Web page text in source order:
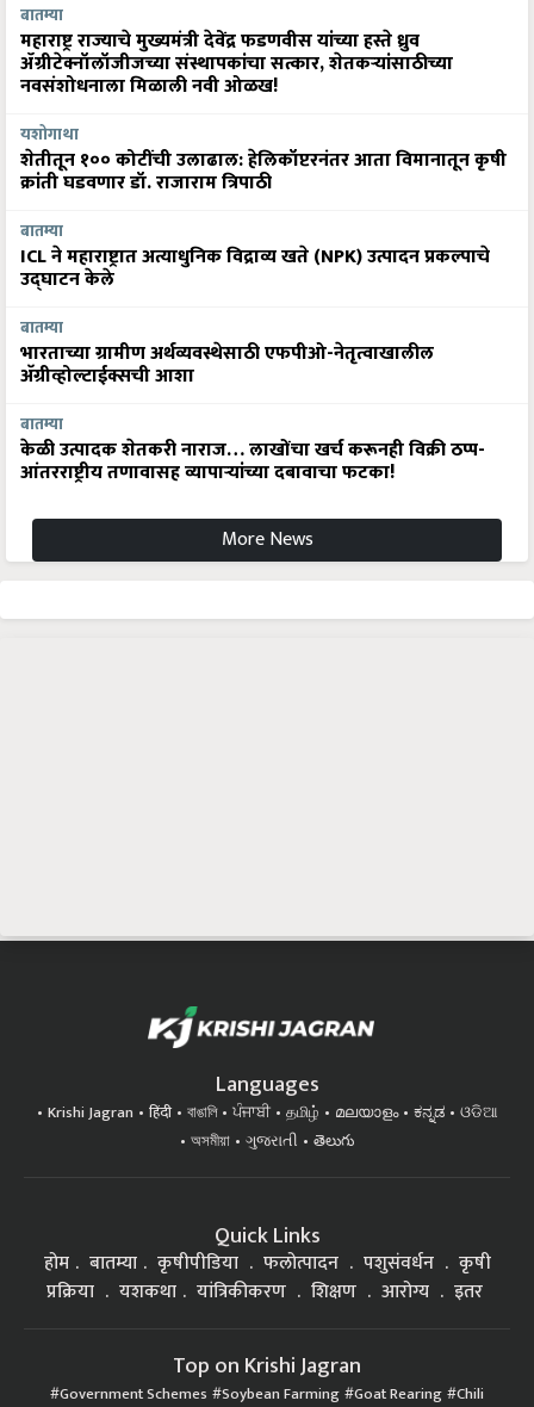
बातम्या
महाराष्ट्र राज्याचे मुख्यमंत्री देवेंद्र फडणवीस यांच्या हस्ते ध्रुव
ॲग्रीटेक्नॉलॉजीजच्या संस्थापकांचा सत्कार, शेतकऱ्यांसाठीच्या
नवसंशोधनाला मिळाली नवी ओळख!
यशोगाथा
शेतीतून १०० कोटींची उलाढाल: हेलिकॉप्टरनंतर आता विमानातून कृषी
क्रांती घडवणार डॉ. राजाराम त्रिपाठी
बातम्या
ICL ने महाराष्ट्रात अत्याधुनिक विद्राव्य खते (NPK) उत्पादन प्रकल्पाचे
उद्घाटन केले
बातम्या
भारताच्या ग्रामीण अर्थव्यवस्थेसाठी एफपीओ-नेतृत्वाखालील
अ‍ॅग्रीव्होल्टाईक्सची आशा
बातम्या
केळी उत्पादक शेतकरी नाराज… लाखोंचा खर्च करूनही विक्री ठप्प-
आंतरराष्ट्रीय तणावासह व्यापाऱ्यांच्या दबावाचा फटका!
More News
Languages
Krishi Jagran हिंदी বাঙালি ਪੰਜਾਬੀ தமிழ் മലയാളം ಕನ್ನಡ
ଓଡିଆ
অসমীয়া
ગુજરાતી తెలుగు
Quick Links
होम बातम्या कृषीपीडिया फलोत्पादन पशुसंवर्धन
कृषी
प्रक्रिया
यशकथा यांत्रिकीकरण शिक्षण आरोग्य इतर
Top on Krishi Jagran
Government Schemes Soybean Farming Goat Rearing Chili